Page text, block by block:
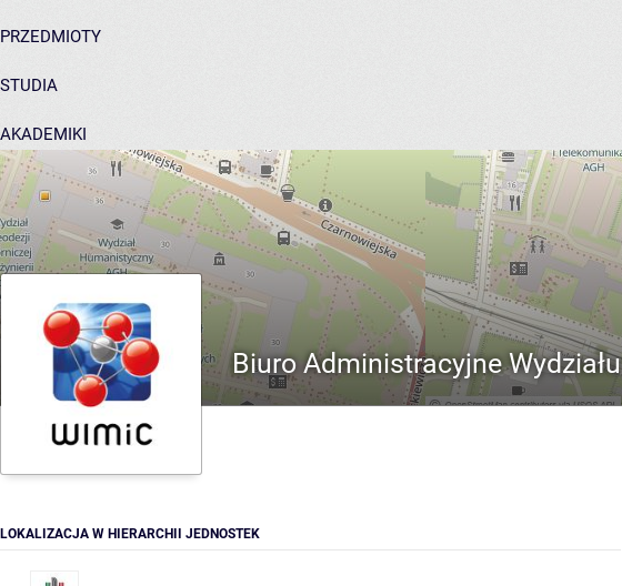
PRZEDMIOTY
STUDIA
AKADEMIKI
POMOC
Biuro Administracyjne Wydziału
LOKALIZACJA W HIERARCHII JEDNOSTEK